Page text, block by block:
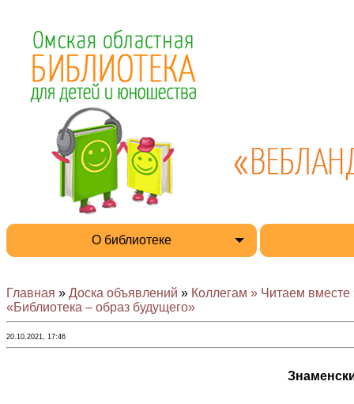
О библиотеке
Главная » Доска объявлений » Коллегам » Читаем
«Библиотека – образ будущего»
20.10.2021, 17:46